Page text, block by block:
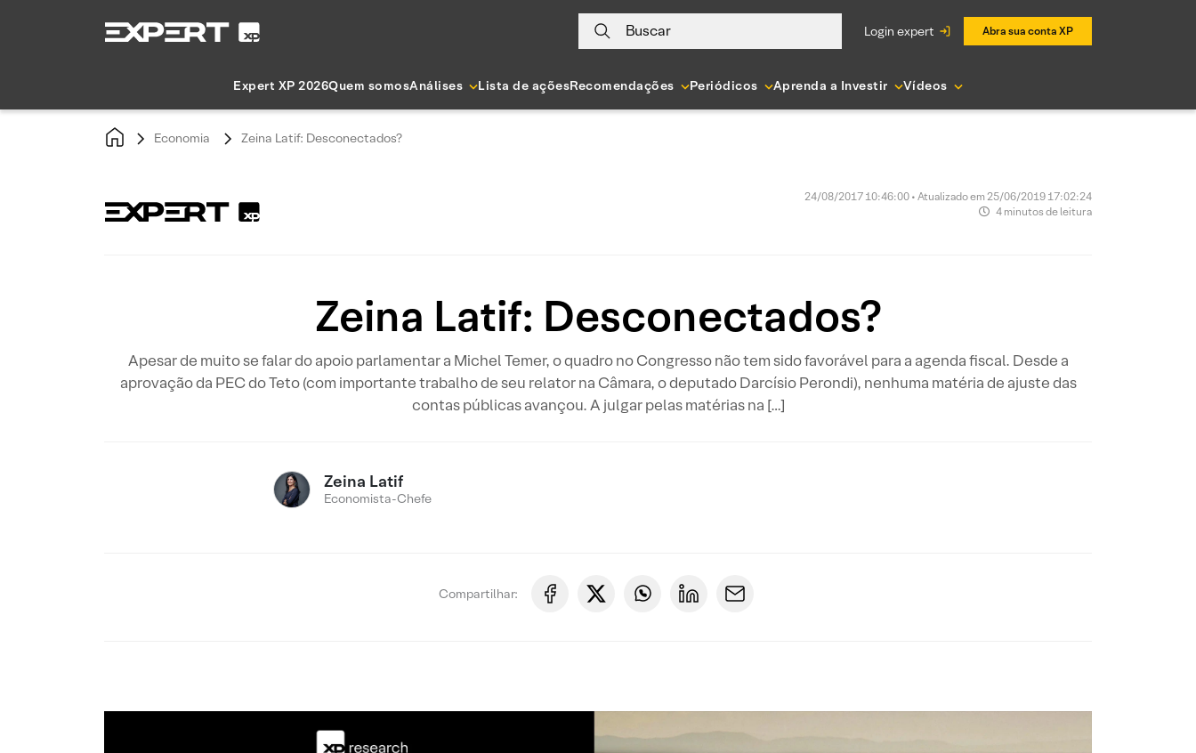
Buscar login expert Abra sua conta XP
Expert XP 2026Quem somosAnálises Lista de açõesRecomendações Periódicos Aprenda a Investir Vídeos
Economia Zeina Latif: Desconectados?
24/08/2017 10:46:00 • Atualizado em 25/06/2019 17:02:24
4 minutos de leitura
Zeina Latif: Desconectados?
Apesar de muito se falar do apoio parlamentar a Michel Temer, o quadro no Congresso não tem sido favorável para a agenda fiscal. Desde a
aprovação da PEC do Teto (com importante trabalho de seu relator na Câmara, o deputado Darcísio Perondi), nenhuma matéria de ajuste das
contas públicas avançou. A julgar pelas matérias na […]
Zeina Latif
Economista-Chefe
Compartilhar: